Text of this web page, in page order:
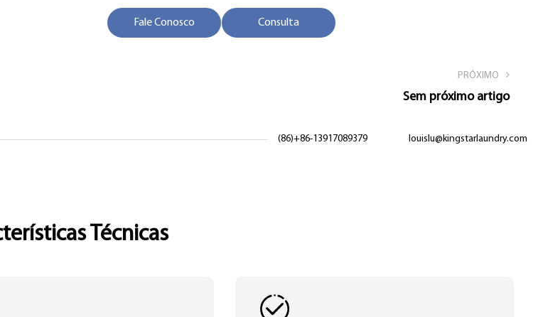
Fale Conosco Consulta
PRÓXIMO
Sem próximo artigo
(86)+86-13917089379 louislu@kingstarlaundry.com
Técnicas